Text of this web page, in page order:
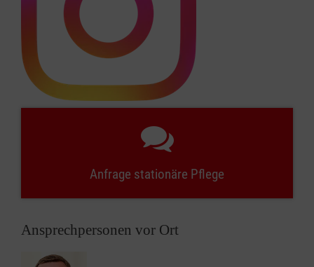
Anfrage stationäre Pflege
Ansprechpersonen vor Ort